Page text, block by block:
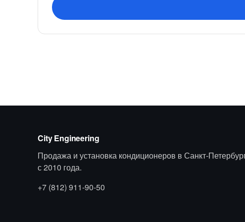
City Engineering
Продажа и установка кондиционеров в Санкт-
с 2010 года.
+7 (812) 911-90-50